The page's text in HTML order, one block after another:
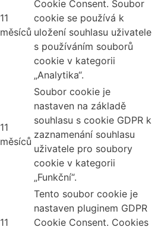
11
měsíců
Cookie Consent. Soubor
cookie se používá k
uložení souhlasu uživatele
s používáním souborů
cookie v kategorii
„Analytika“.
11
měsíců
Soubor cookie je
nastaven na základě
souhlasu s cookie GDPR k
zaznamenání souhlasu
uživatele pro soubory
cookie v kategorii
„Funkční“.
11
Tento soubor cookie je
nastaven pluginem GDPR
Cookie Consent. Cookies